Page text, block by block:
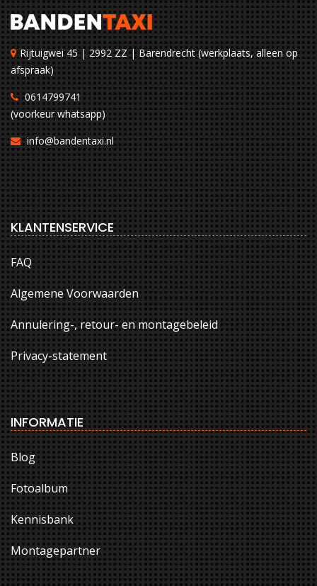
Rijtuigwei 45 | 2992 ZZ | Barendrecht (werkplaats, alleen op
afspraak)
0614799741
(voorkeur whatsapp)
info@bandentaxi.nl
KLANTENSERVICE
FAQ
Algemene Voorwaarden
Annulering-, retour- en montagebeleid
Privacy-statement
INFORMATIE
Blog
Fotoalbum
Kennisbank
Montagepartner